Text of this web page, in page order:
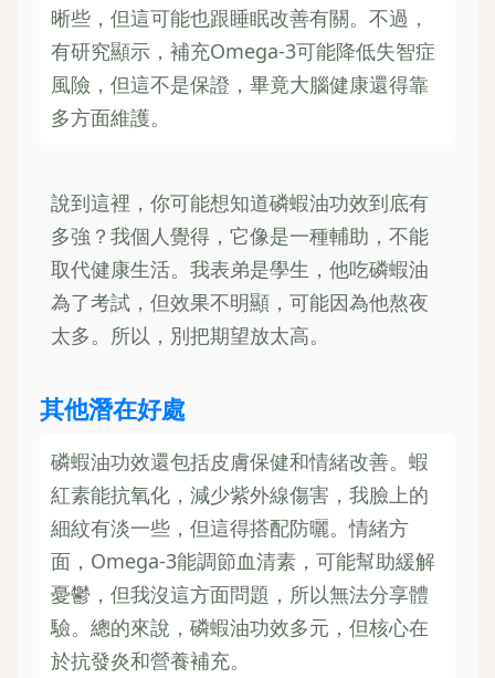
晰些，但這可能也跟睡眠改善有關。不過，
有研究顯示，補充Omega-3可能降低失智症
風險，但這不是保證，畢竟大腦健康還得靠
多方面維護。
說到這裡，你可能想知道磷蝦油功效到底有
多強？我個人覺得，它像是一種輔助，不能
取代健康生活。我表弟是學生，他吃磷蝦油
為了考試，但效果不明顯，可能因為他熬夜
太多。所以，別把期望放太高。
其他潛在好處
磷蝦油功效還包括皮膚保健和情緒改善。蝦
紅素能抗氧化，減少紫外線傷害，我臉上的
細紋有淡一些，但這得搭配防曬。情緒方
面，Omega-3能調節血清素，可能幫助緩解
憂鬱，但我沒這方面問題，所以無法分享體
驗。總的來說，磷蝦油功效多元，但核心在
於抗發炎和營養補充。